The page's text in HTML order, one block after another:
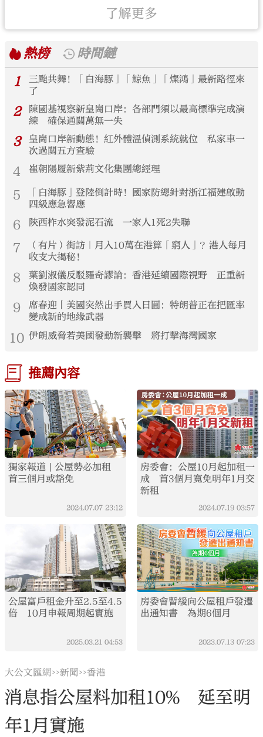
了解更多
熱榜
時間鏈
1
三颱共舞！「白海豚」「鯨魚」「燦鴻」最新路徑來
了
2
陳國基視察新皇崗口岸：各部門須以最高標準完成演
練 確保通關萬無一失
3
皇崗口岸新動態！紅外體溫偵測系統就位 私家車一
次過關五方查驗
4 崔朝陽履新紫荊文化集團總經理
5
「白海豚」登陸倒計時！國家防總針對浙江福建啟動
四級應急響應
6 陝西柞水突發泥石流 一家人1死2失聯
7
（有片）街訪｜月入10萬在港算「窮人」？港人每月
收支大揭秘！
8
葉劉淑儀反駁羅奇謬論：香港延續國際視野 正重新
煥發國家認同
9
席春迎丨美國突然出手買入日圓：特朗普正在把匯率
變成新的地緣武器
10 伊朗威脅若美國發動新襲擊 將打擊海灣國家
推薦內容
獨家報道 | 公屋勢必加租
首三個月或豁免
2024.07.07 23:12
房委會：公屋10月起加租一
成 首3個月寬免明年1月交
新租
2024.07.19 03:57
公屋富戶租金升至2.5至4.5
倍 10月申報周期起實施
2025.03.21 04:53
房委會暫緩向公屋租戶發遷
出通知書 為期6個月
2023.07.13 07:23
大公文匯網>>新聞>>香港
消息指公屋料加租10% 延至明
年1月實施